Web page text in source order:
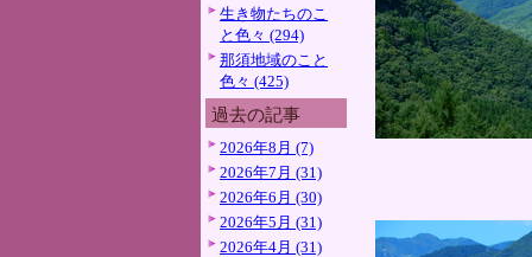
生き物たちのこ
と色々 (294)
那須地域のこと
色々 (425)
過去の記事
2026年8月 (7)
2026年7月 (31)
2026年6月 (30)
2026年5月 (31)
2026年4月 (31)